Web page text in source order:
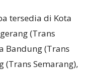
tersedia di Kota
(Trans
Bandung (Trans
(Trans Semarang),